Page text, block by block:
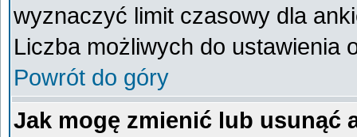
wyznaczyć limit czasowy dla
Liczba możliwych do ustawienia
Powrót do góry
Jak mogę zmienić lub usunąć